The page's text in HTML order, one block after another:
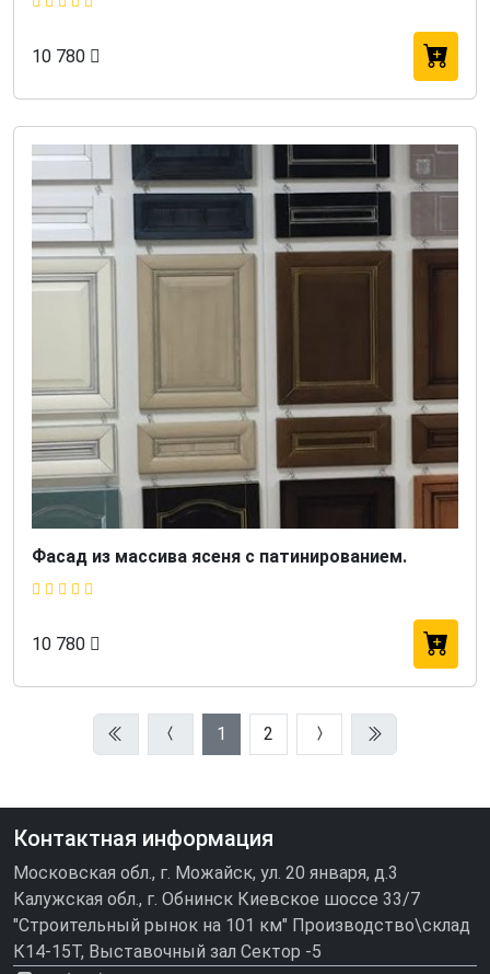
10 780
Фасад из массива ясеня с патинированием.
10 780
1 2
Контактная информация
Московская обл., г. Можайск, ул. 20 января, д.3
Калужская обл., г. Обнинск Киевское шоссе 33/7
"Строительный рынок на 101 км" Производство\склад
К14-15Т, Выставочный зал Сектор -5